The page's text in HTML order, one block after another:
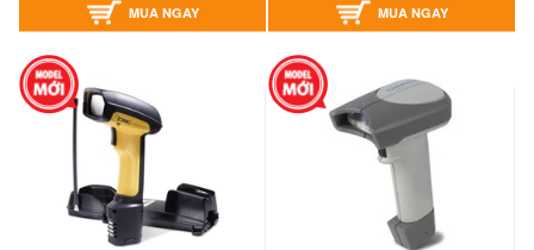
MUA NGAY MUA NGAY